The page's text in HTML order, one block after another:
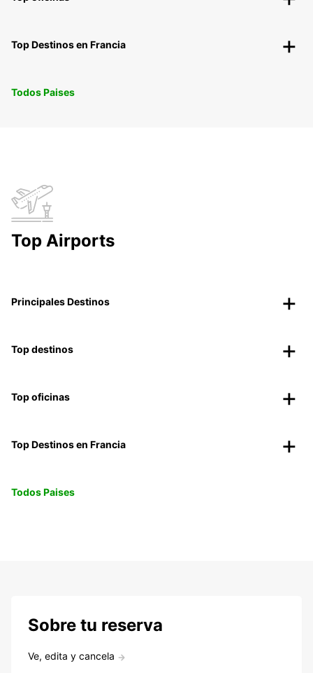
Top Destinos en Francia
Todos Paises
Top Airports
Principales Destinos
Top destinos
Top oficinas
Top Destinos en Francia
Todos Paises
Sobre tu reserva
Ve, edita y cancela